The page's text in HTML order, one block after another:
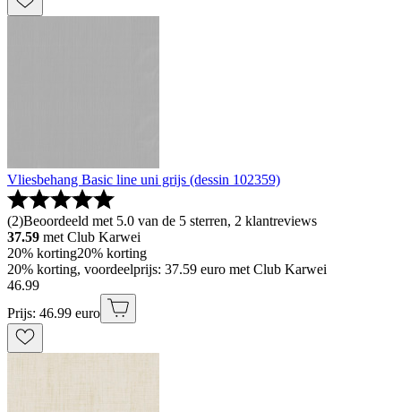
Vliesbehang Basic line uni grijs (dessin 102359)
(2)Beoordeeld met 5.0 van de 5 sterren, 2 klantreviews
37.59 met Club Karwei
20% korting20% korting
20% korting, voordeelprijs: 37.59 euro met Club Karwei
46.99
Prijs: 46.99 euro